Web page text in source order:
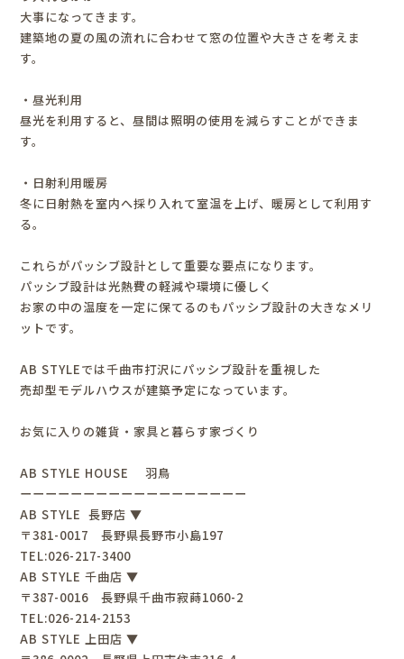
大事になってきます。
建築地の夏の風の流れに合わせて窓の位置や大きさを考えま
す。
・昼光利用
昼光を利用すると、昼間は照明の使用を減らすことができま
す。
・日射利用暖房
冬に日射熱を室内へ採り入れて室温を上げ、暖房として利用す
る。
これらがパッシブ設計として重要な要点になります。
パッシブ設計は光熱費の軽減や環境に優しく
お家の中の温度を一定に保てるのもパッシブ設計の大きなメリ
ットです。
AB STYLEでは千曲市打沢にパッシブ設計を重視した
売却型モデルハウスが建築予定になっています。
お気に入りの雑貨・家具と暮らす家づくり
AB STYLE HOUSE 羽鳥
ーーーーーーーーーーーーーーーーーー
AB STYLE 長野店 ▼
〒381-0017 長野県長野市小島197
TEL:026-217-3400
AB STYLE 千曲店 ▼
〒387-0016 長野県千曲市寂蒔1060-2
TEL:026-214-2153
AB STYLE 上田店 ▼